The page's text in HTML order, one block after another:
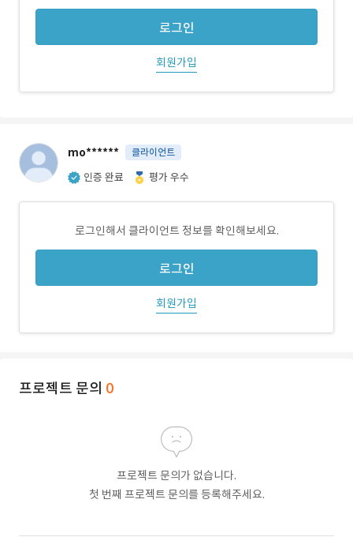
로그인
회원가입
mo****** 클라이언트
인증 완료 평가 우수
로그인해서 클라이언트 정보를 확인해보세요.
로그인
회원가입
프로젝트 문의 0
프로젝트 문의가 없습니다.
첫 번째 프로젝트 문의를 등록해주세요.